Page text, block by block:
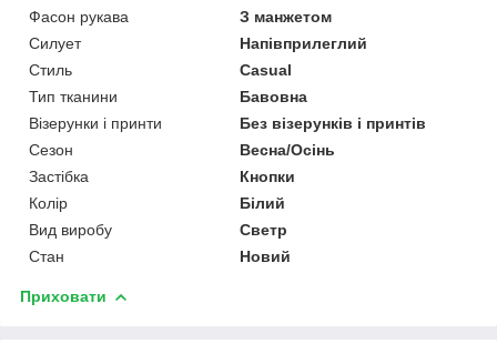
Фасон рукава
З манжетом
Силует
Напівприлеглий
Стиль
Casual
Тип тканини
Бавовна
Візерунки і принти
Без візерунків і принтів
Сезон
Весна/Осінь
Застібка
Кнопки
Колір
Білий
Вид виробу
Светр
Стан
Новий
Приховати